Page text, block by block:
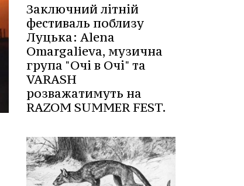
Заключний літній
фестиваль поблизу
Луцька: Alena
Omargalieva, музична
група "Очі в Очі" та
VARASH
розважатимуть на
RAZOM SUMMER FEST.